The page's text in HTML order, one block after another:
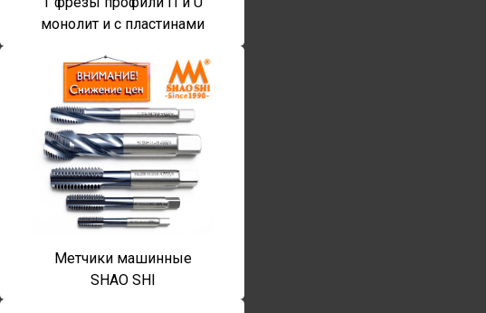
монолит и с пластинами
Метчики машинные
SHAO SHI